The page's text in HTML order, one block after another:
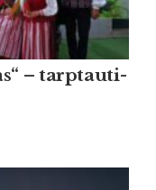
– tarp­tau­ti­